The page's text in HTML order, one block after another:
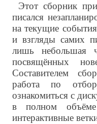
Этот сборник
писался
на текущие
и взгляды самих
лишь небольшая
посвящённых
Составителем
работа по
ознакомиться с
в полном
интерактивные